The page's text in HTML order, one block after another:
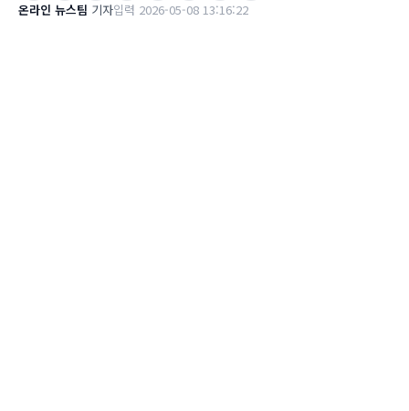
온라인 뉴스팀 기자입력 2026-05-08 13:16:22